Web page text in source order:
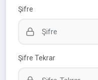
Şifre
Şifre Tekrar